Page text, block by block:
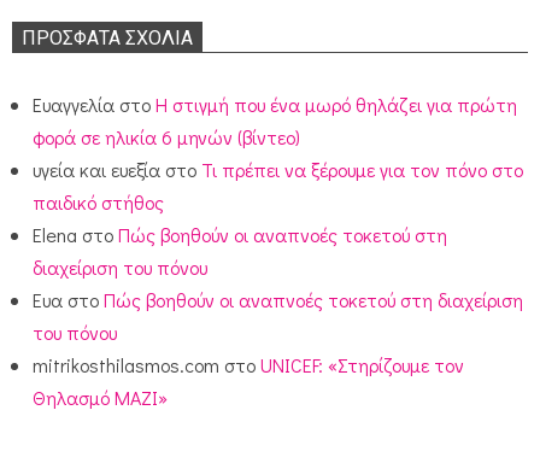
ΠΡΌΣΦΑΤΑ ΣΧΌΛΙΑ
Ευαγγελία στοΗ στιγμή που ένα μωρό θηλάζει για πρώτη
φορά σε ηλικία 6 μηνών (βίντεο)
υγεία και ευεξία στο Τι πρέπει να ξέρουμε για τον πόνο στο
παιδικό στήθος
Elena στοΠώς βοηθούν οι αναπνοές τοκετού στη
διαχείριση του πόνου
Ευα στοΠώς βοηθούν οι αναπνοές τοκετού στη διαχείριση
του πόνου
mitrikosthilasmos.com στοUNICEF: «Στηρίζουμε τον
Θηλασμό ΜΑΖΙ»